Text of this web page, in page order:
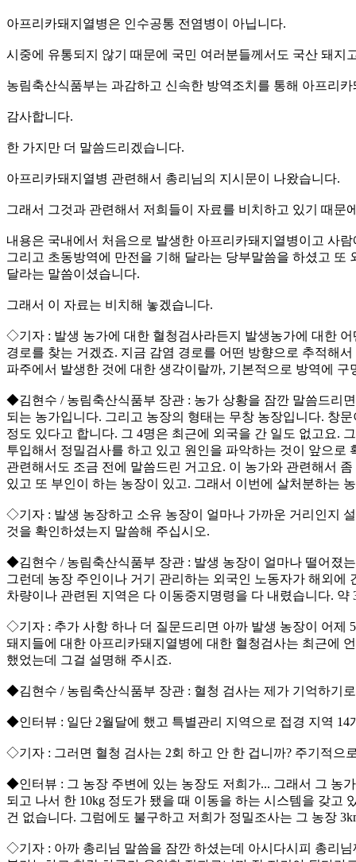
아프리카돼지열병은 인수공통 전염병이 아닙니다.
시중에 유통되지 않기 때문에 국민 여러분들께서도 국산 돼지
농림축산식품부는 과감하고 신속한 방역조치를 통해 아프리
감사합니다.
한 가지만 더 말씀드리겠습니다.
아프리카돼지열병 관련해서 총리님의 지시문이 나왔습니다.
그래서 그것과 관련해서 저희들이 자료를 비치하고 있기 때문
내용은 국내에서 처음으로 발생한 아프리카돼지열병이고 사
그리고 초동방역에 만전을 기해 달라는 당부말씀을 하셨고
달라는 말씀이셨습니다.
그래서 이 자료는 비치해 놓겠습니다.
◇기자 : 발생 농가에 대한 혈청검사라든지 발생농가에 대한
경로를 찾는 거겠죠. 지금 감염 경로를 어떤 방향으로 추적해
파주에서 발생한 것에 대한 생각이랄까, 기본적으로 방역에
◆김현수 / 농림축산식품부 장관 : 농가 상황을 잠깐 말씀드리
되는 농가입니다. 그리고 농장의 형태는 무창 농장입니다. 창
정도 있다고 합니다. 그 4명은 최근에 외국을 간 일도 없고요.
투입해서 정밀검사를 하고 있고 원인을 파악하는 것이 앞으
관련해서도 조금 전에 말씀드린 거고요. 이 농가와 관련해서
있고 또 부인이 하는 농장이 있고. 그래서 이번에 살처분하는
◇기자 : 발생 농장하고 소유 농장이 얼마나 가까운 거리인지
것을 확인하셨는지 말씀해 주십시오.
◆김현수 / 농림축산식품부 장관 : 발생 농장이 얼마나 떨어졌
그런데 농장 주인이나 거기 관리하는 외국인 노동자가 해외
차량이나 관련된 지역은 다 이동중지명령을 다 내렸습니다. 약
◇기자 : 추가 사항 하나 더 질문드리면 아까 발생 농장이 어제
돼지들에 대한 아프리카돼지열병에 대한 혈청검사는 최근에
했었는데 그걸 설명해 주시죠.
◆김현수 / 농림축산식품부 장관 : 혈청 검사는 제가 기억하기
◆인터뷰 : 일단 2월달에 했고 특별관리 지역으로 접경 지역
◇기자 : 그러면 혈청 검사는 2회 하고 안 한 겁니까? 주기적으
◆인터뷰 : 그 농장 주변에 있는 농장도 저희가... 그래서 그 농
되고 나서 한 10kg 정도가 됐을 때 이동을 하는 시스템을 갖고
건 없습니다. 그럼에도 불구하고 저희가 정밀조사는 그 농장
◇기자 : 아까 총리님 말씀을 잠깐 하셨는데 아시다시피 총리